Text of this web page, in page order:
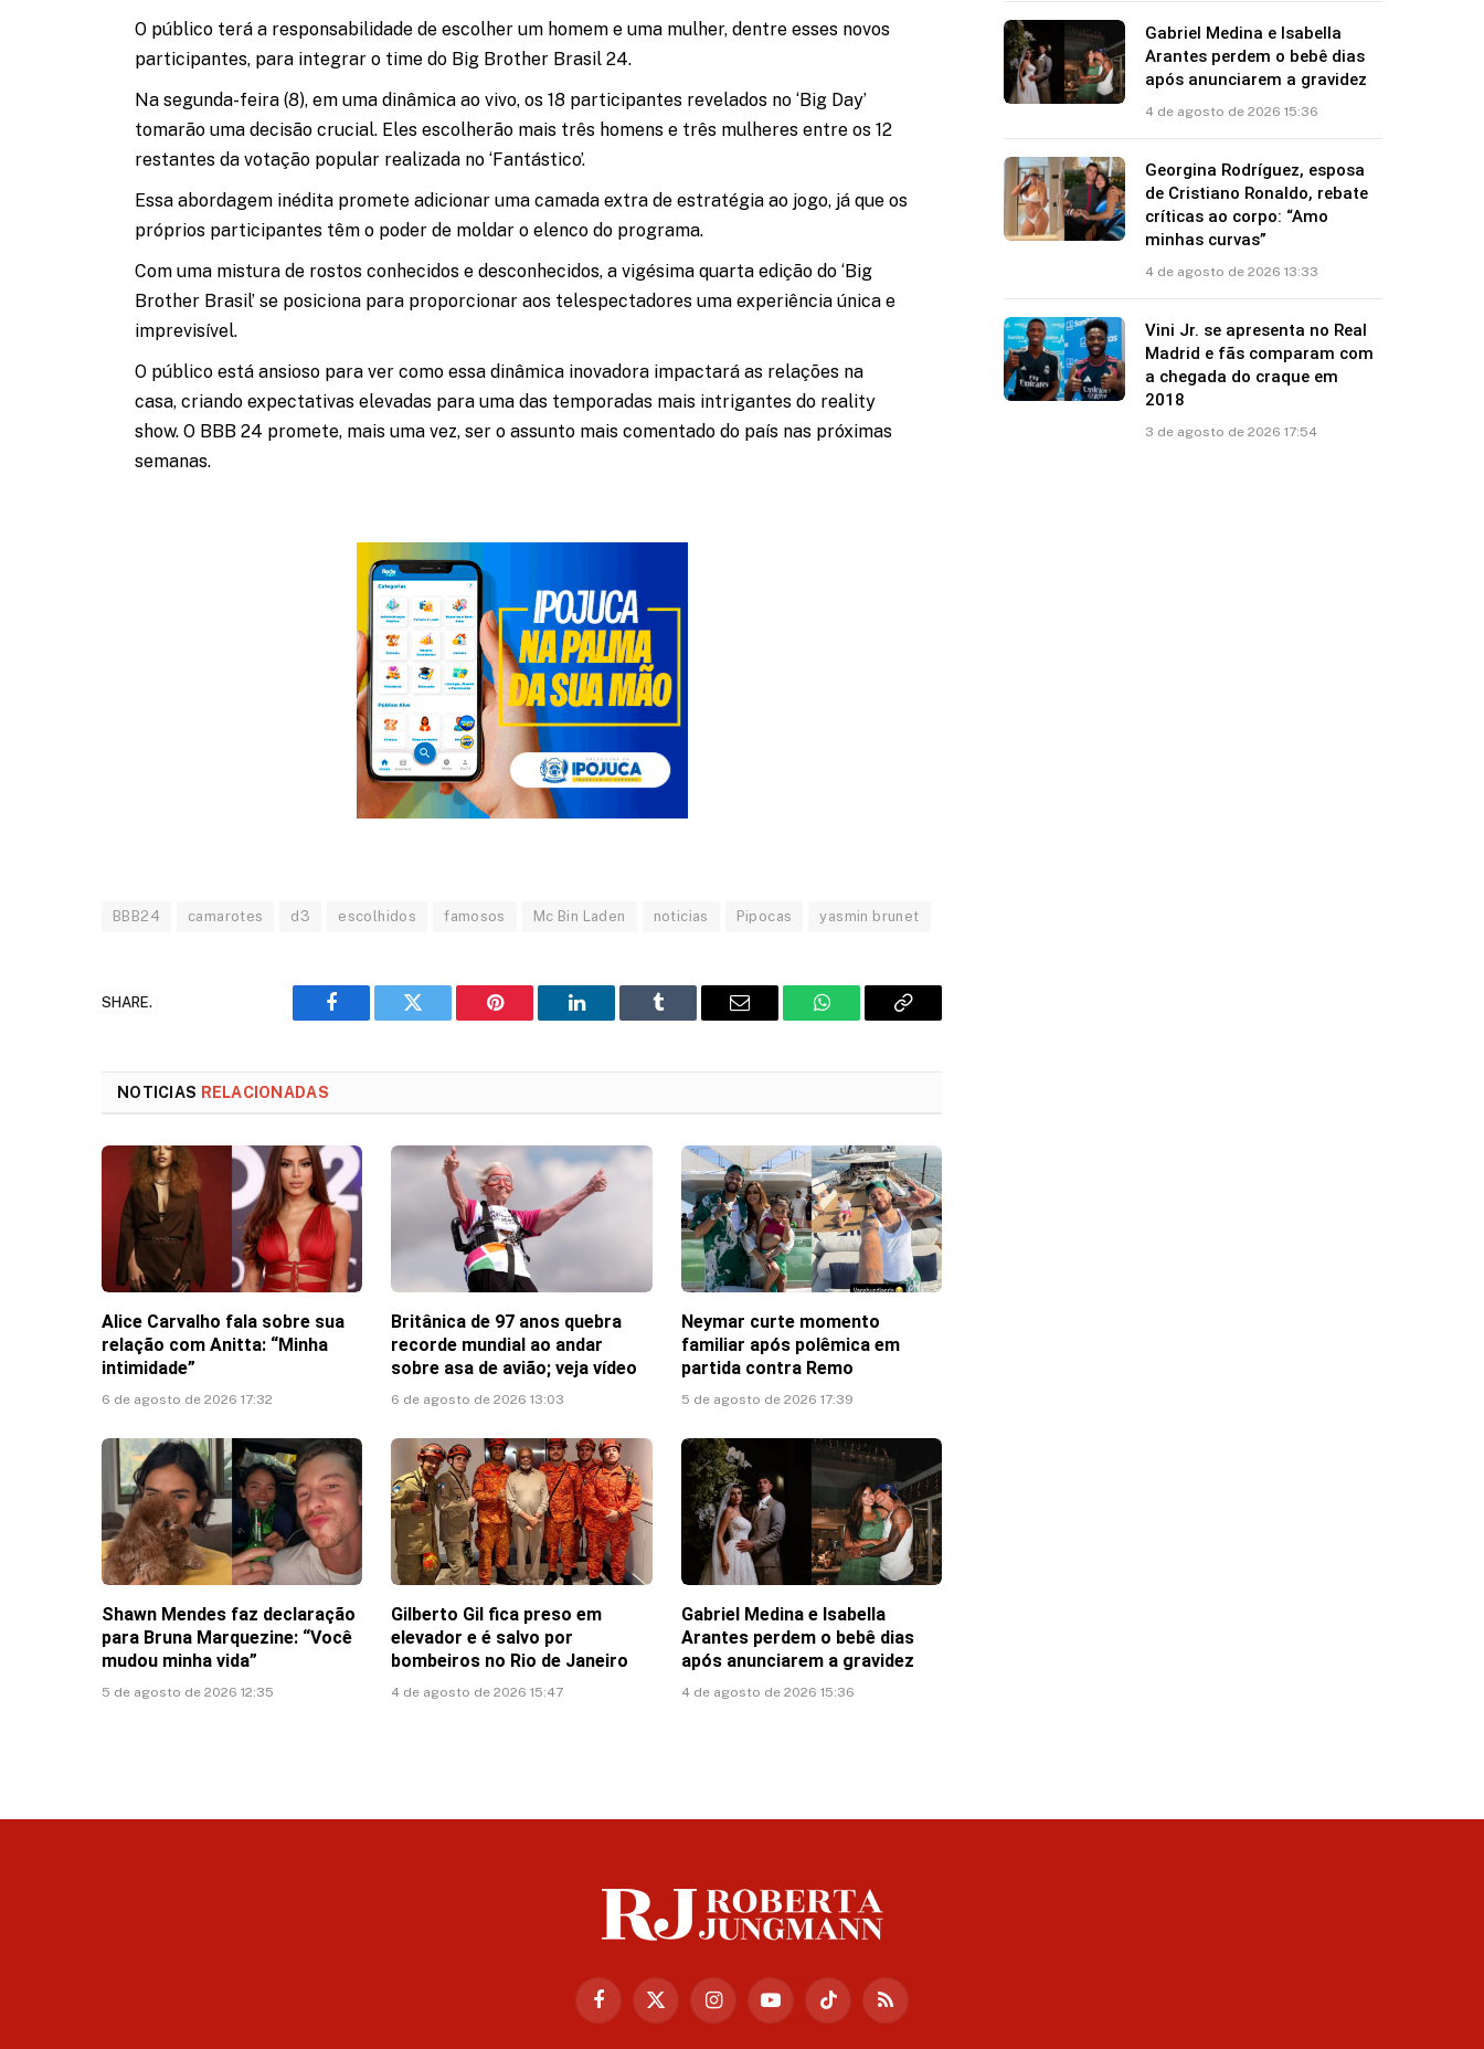
O público terá a responsabilidade de escolher um homem e uma mulher, dentre esses novos
participantes, para integrar o time do Big Brother Brasil 24.
Na segunda-feira (8), em uma dinâmica ao vivo, os 18 participantes revelados no ‘Big Day’
tomarão uma decisão crucial. Eles escolherão mais três homens e três mulheres entre os 12
restantes da votação popular realizada no ‘Fantástico’.
Essa abordagem inédita promete adicionar uma camada extra de estratégia ao jogo, já que os
próprios participantes têm o poder de moldar o elenco do programa.
Com uma mistura de rostos conhecidos e desconhecidos, a vigésima quarta edição do ‘Big
Brother Brasil’ se posiciona para proporcionar aos telespectadores uma experiência única e
imprevisível.
O público está ansioso para ver como essa dinâmica inovadora impactará as relações na
casa, criando expectativas elevadas para uma das temporadas mais intrigantes do reality
show. O BBB 24 promete, mais uma vez, ser o assunto mais comentado do país nas próximas
semanas.
BBB24 camarotes d3 escolhidos famosos Mc Bin Laden noticias Pipocas yasmin brunet
SHARE.
Facebook Twitter Pinterest LinkedIn Tumblr Email WhatsAppCopy
NOTICIAS RELACIONADAS
Alice Carvalho fala sobre sua
relação com Anitta: “Minha
intimidade”
6 de agosto de 2026 17:32
Britânica de 97 anos quebra
recorde mundial ao andar
sobre asa de avião; veja vídeo
6 de agosto de 2026 13:03
Neymar curte momento
familiar após polêmica em
partida contra Remo
5 de agosto de 2026 17:39
Shawn Mendes faz declaração
para Bruna Marquezine: “Você
mudou minha vida”
5 de agosto de 2026 12:35
Gilberto Gil fica preso em
elevador e é salvo por
bombeiros no Rio de Janeiro
4 de agosto de 2026 15:47
Gabriel Medina e Isabella
Arantes perdem o bebê dias
após anunciarem a gravidez
4 de agosto de 2026 15:36
Gabriel Medina e Isabella
Arantes perdem o bebê dias
após anunciarem a gravidez
4 de agosto de 2026 15:36
Georgina Rodríguez, esposa
de Cristiano Ronaldo, rebate
críticas ao corpo: “Amo
minhas curvas”
4 de agosto de 2026 13:33
Vini Jr. se apresenta no Real
Madrid e fãs comparam com
a chegada do craque em
2018
3 de agosto de 2026 17:54
Facebook
X
InstagramYouTubeTikTok RSS